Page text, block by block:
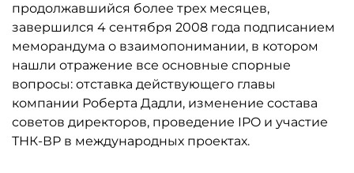
продолжавшийся более трех месяцев,
завершился 4 сентября 2008 года подписанием
меморандума о взаимопонимании, в котором
нашли отражение все основные спорные
вопросы: отставка действующего главы
компании Роберта Дадли, изменение состава
советов директоров, проведение IPO и участие
ТНК-ВР в международных проектах.